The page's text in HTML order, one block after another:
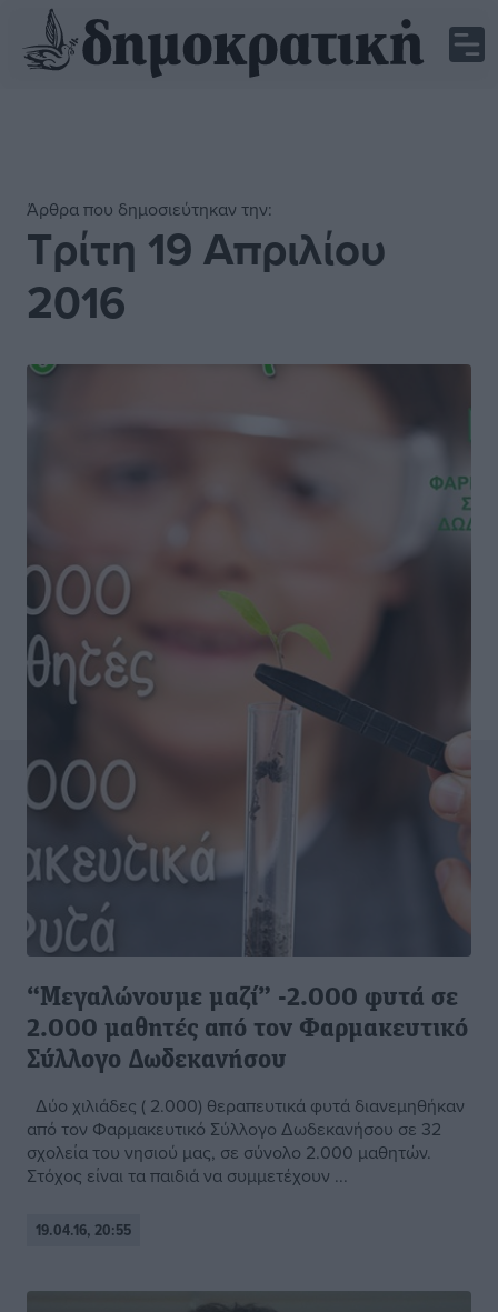
Άρθρα που δημοσιεύτηκαν την:
Τρίτη 19 Απριλίου
2016
“Μεγαλώνουμε μαζί” -2.000 φυτά σε
2.000 μαθητές από τον Φαρμακευτικό
Σύλλογο Δωδεκανήσου
Δύο χιλιάδες ( 2.000) θεραπευτικά φυτά διανεμηθήκαν
από τον Φαρμακευτικό Σύλλογο Δωδεκανήσου σε 32
σχολεία του νησιού μας, σε σύνολο 2.000 μαθητών.
Στόχος είναι τα παιδιά να συμμετέχουν ...
19.04.16, 20:55